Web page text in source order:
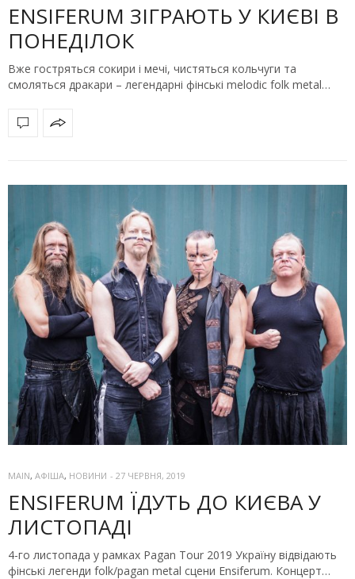
ENSIFERUM ЗІГРАЮТЬ У КИЄВІ В
ПОНЕДІЛОК
Вже гостряться сокири і мечі, чистяться кольчуги та
смоляться дракари – легендарні фінські melodic folk metal…
MAIN, АФІША, НОВИНИ - 27 ЧЕРВНЯ, 2019
ENSIFERUM ЇДУТЬ ДО КИЄВА У
ЛИСТОПАДІ
4-го листопада у рамках Pagan Tour 2019 Україну відвідають
фінські легенди folk/pagan metal сцени Ensiferum. Концерт…